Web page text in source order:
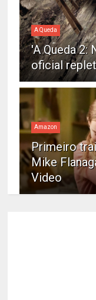
A Queda
'A Queda 2:
oficial
Amazon
Primeiro
Mike
Video